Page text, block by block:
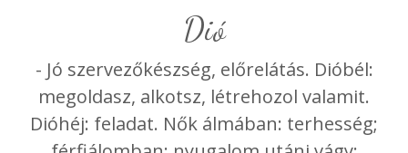
dió
- Jó szervezőkészség, előrelátás. Dióbél:
megoldasz, alkotsz, létrehozol valamit.
Dióhéj: feladat. Nők álmában: terhesség;